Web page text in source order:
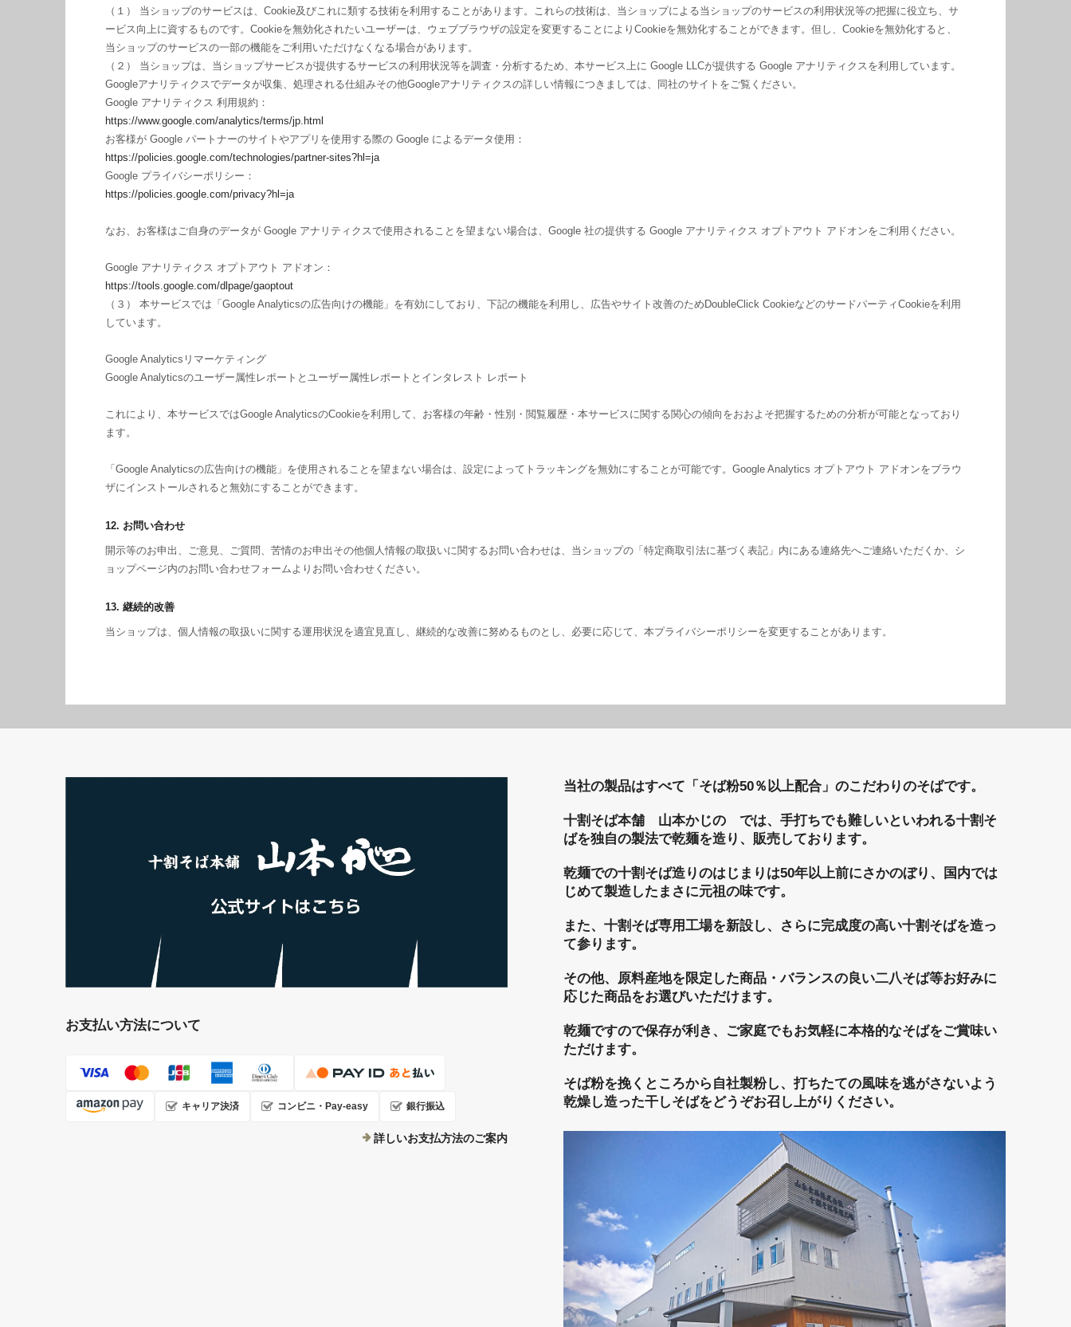
（１） 当ショップのサービスは、Cookie及びこれに類する技術を利用することがあります。これらの技術は、当ショップによる当ショップのサービスの利用状況等の把握に役立ち、サ
ービス向上に資するものです。Cookieを無効化されたいユーザーは、ウェブブラウザの設定を変更することによりCookieを無効化することができます。但し、Cookieを無効化すると、
当ショップのサービスの一部の機能をご利用いただけなくなる場合があります。
（２） 当ショップは、当ショップサービスが提供するサービスの利用状況等を調査・分析するため、本サービス上に Google LLCが提供する Google アナリティクスを利用しています。
Googleアナリティクスでデータが収集、処理される仕組みその他Googleアナリティクスの詳しい情報につきましては、同社のサイトをご覧ください。
Google アナリティクス 利用規約：
https://www.google.com/analytics/terms/jp.html
お客様が Google パートナーのサイトやアプリを使用する際の Google によるデータ使用：
https://policies.google.com/technologies/partner-sites?hl=ja
Google プライバシーポリシー：
https://policies.google.com/privacy?hl=ja
なお、お客様はご自身のデータが Google アナリティクスで使用されることを望まない場合は、Google 社の提供する Google アナリティクス オプトアウト アドオンをご利用ください。
Google アナリティクス オプトアウト アドオン：
https://tools.google.com/dlpage/gaoptout
（３） 本サービスでは「Google Analyticsの広告向けの機能」を有効にしており、下記の機能を利用し、広告やサイト改善のためDoubleClick CookieなどのサードパーティCookieを利用
しています。
Google Analyticsリマーケティング
Google Analyticsのユーザー属性レポートとユーザー属性レポートとインタレスト レポート
これにより、本サービスではGoogle AnalyticsのCookieを利用して、お客様の年齢・性別・閲覧履歴・本サービスに関する関心の傾向をおおよそ把握するための分析が可能となっており
ます。
「Google Analyticsの広告向けの機能」を使用されることを望まない場合は、設定によってトラッキングを無効にすることが可能です。Google Analytics オプトアウト アドオンをブラウ
ザにインストールされると無効にすることができます。
12. お問い合わせ
開示等のお申出、ご意見、ご質問、苦情のお申出その他個人情報の取扱いに関するお問い合わせは、当ショップの「特定商取引法に基づく表記」内にある連絡先へご連絡いただくか、シ
ョップページ内のお問い合わせフォームよりお問い合わせください。
13. 継続的改善
当ショップは、個人情報の取扱いに関する運用状況を適宜見直し、継続的な改善に努めるものとし、必要に応じて、本プライバシーポリシーを変更することがあります。
お支払い方法について
キャリア決済 コンビニ・Pay-easy 銀行振込
詳しいお支払方法のご案内
当社の製品はすべて「そば粉50％以上配合」のこだわりのそばです。
十割そば本舗 山本かじの では、手打ちでも難しいといわれる十割そ
ばを独自の製法で乾麺を造り、販売しております。
乾麺での十割そば造りのはじまりは50年以上前にさかのぼり、国内では
じめて製造したまさに元祖の味です。
また、十割そば専用工場を新設し、さらに完成度の高い十割そばを造っ
て参ります。
その他、原料産地を限定した商品・バランスの良い二八そば等お好みに
応じた商品をお選びいただけます。
乾麺ですので保存が利き、ご家庭でもお気軽に本格的なそばをご賞味い
ただけます。
そば粉を挽くところから自社製粉し、打ちたての風味を逃がさないよう
乾燥し造った干しそばをどうぞお召し上がりください。